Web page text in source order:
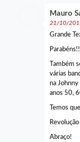
Mauro
21/10/
Grande
Parabéns!!
Também
várias
na
anos 50,
Temos
Abraço!